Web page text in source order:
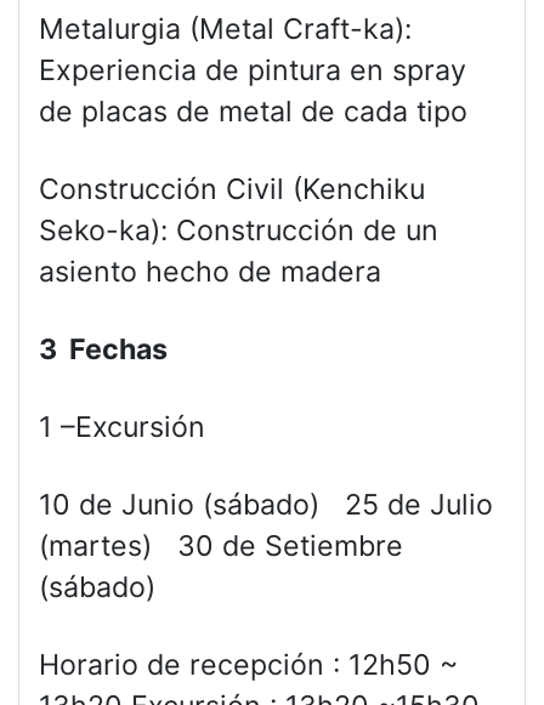
Metalurgia (Metal Craft-ka):
Experiencia de pintura en spray
de placas de metal de cada tipo
Construcción Civil (Kenchiku
Seko-ka): Construcción de un
asiento hecho de madera
3 Fechas
1 –Excursión
10 de Junio (sábado) 25 de Julio
(martes) 30 de Setiembre
(sábado)
Horario de recepción : 12h50 ~